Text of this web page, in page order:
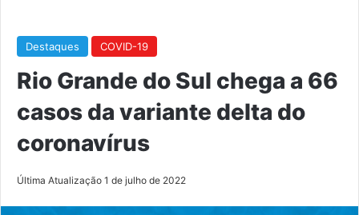
Destaques COVID-19
Rio Grande do Sul chega a 66
casos da variante delta do
coronavírus
Última Atualização 1 de julho de 2022